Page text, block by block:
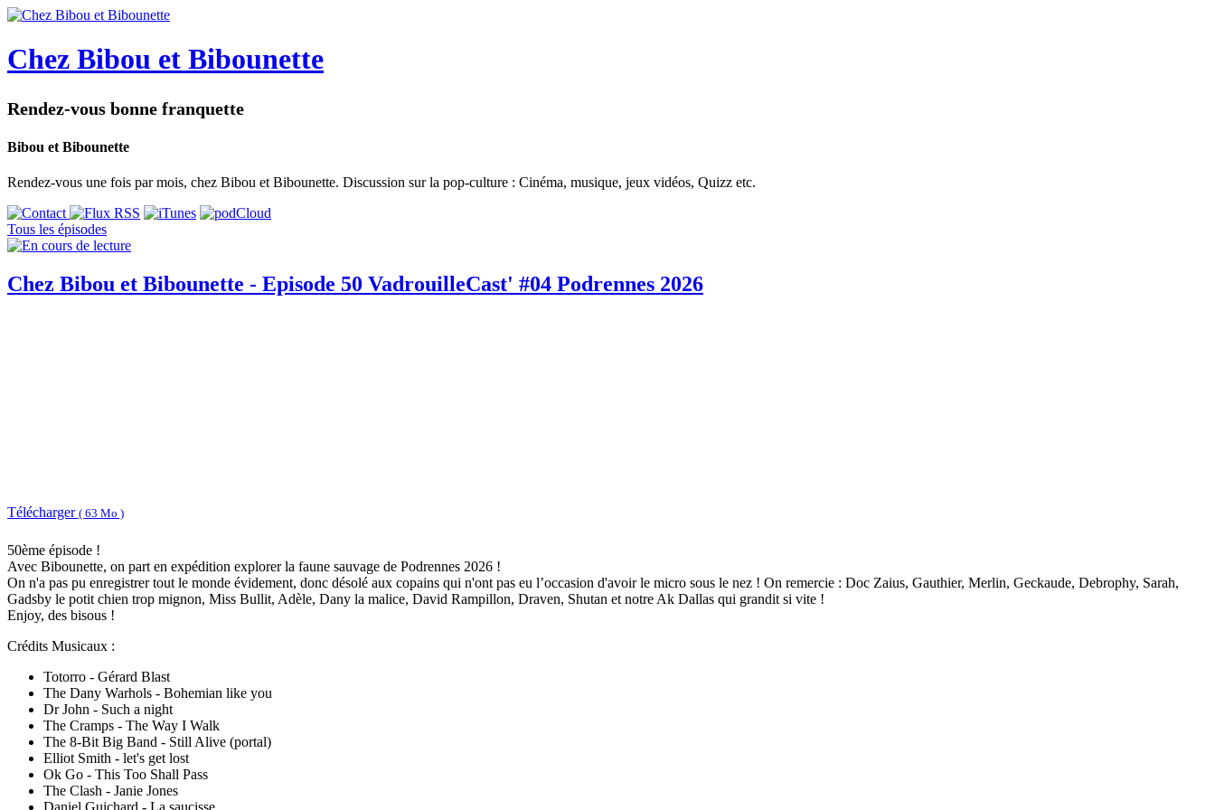
Chez Bibou et Bibounette
Rendez-vous bonne franquette
Bibou et Bibounette
Rendez-vous une fois par mois, chez Bibou et Bibounette. Discussion sur la pop-culture : Cinéma, musique, jeux vidéos, Quizz etc.
Tous les épisodes
Chez Bibou et Bibounette - Episode 50 VadrouilleCast' #04 Podrennes 2026
Télécharger ( 63 Mo )
50ème épisode !
Avec Bibounette, on part en expédition explorer la faune sauvage de Podrennes 2026 !
On n'a pas pu enregistrer tout le monde évidement, donc désolé aux copains qui n'ont pas eu l’occasion d'avoir le micro sous le nez ! On remercie : Doc Zaius, Gauthier, Merlin, Geckaude, Debrophy, Sarah,
Gadsby le potit chien trop mignon, Miss Bullit, Adèle, Dany la malice, David Rampillon, Draven, Shutan et notre Ak Dallas qui grandit si vite !
Enjoy, des bisous !
Crédits Musicaux :
Totorro - Gérard Blast
The Dany Warhols - Bohemian like you
Dr John - Such a night
The Cramps - The Way I Walk
The 8-Bit Big Band - Still Alive (portal)
Elliot Smith - let's get lost
Ok Go - This Too Shall Pass
The Clash - Janie Jones